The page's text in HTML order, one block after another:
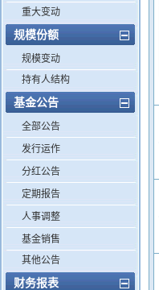
重大变动
规模份额
规模变动
持有人结构
基金公告
全部公告
发行运作
分红公告
定期报告
人事调整
基金销售
其他公告
财务报表